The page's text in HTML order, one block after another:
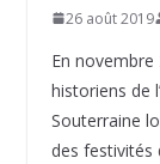
26 août 2019
En
historiens de
Souterraine
des festivités